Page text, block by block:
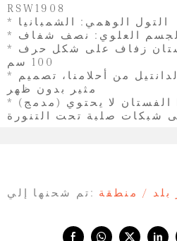
RSW1908
* التول الوهمي: الشمبانيا
الجسم العلوي: نصف شفاف
* التنورة: فستان زفاف على شكل حرف A، ذيل
100 سم
* انتبه: فستان من الدانتيل من أحلامنا، تصميم
مثير بدون ظهر
* (مدمج) التنورة الداخلية: هذا الفستان لا يحتوي
تم شحنها إلي: بلد / منطقة